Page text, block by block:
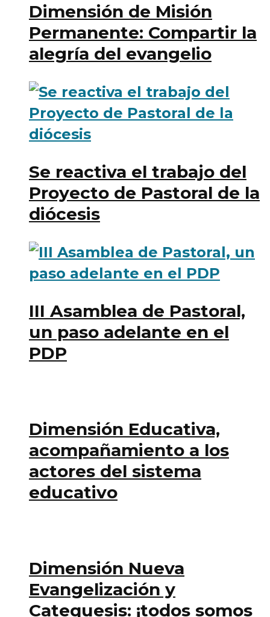
Dimensión de Misión
Permanente: Compartir la
alegría del evangelio
Se reactiva el trabajo del
Proyecto de Pastoral de la
diócesis
III Asamblea de Pastoral,
un paso adelante en el
PDP
Dimensión Educativa,
acompañamiento a los
actores del sistema
educativo
Dimensión Nueva
Evangelización y
Catequesis: ¡todos somos